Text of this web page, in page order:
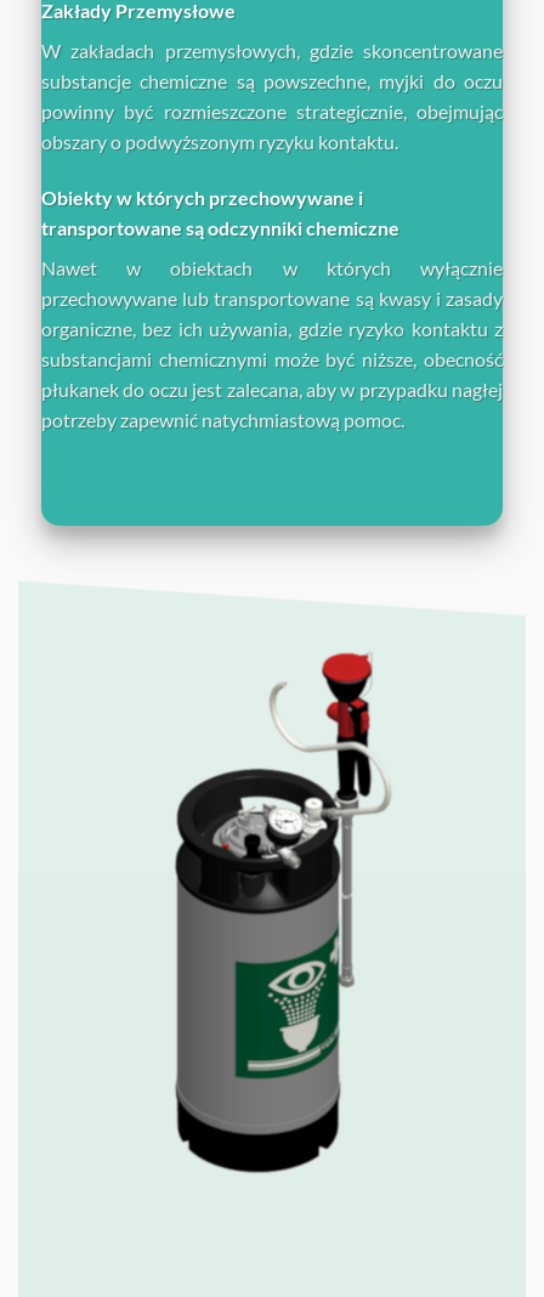
Zakłady Przemysłowe
W zakładach przemysłowych, gdzie skoncentrowane
substancje chemiczne są powszechne, myjki do oczu
powinny być rozmieszczone strategicznie, obejmując
obszary o podwyższonym ryzyku kontaktu.
Obiekty w których przechowywane i
transportowane są odczynniki chemiczne
Nawet w obiektach w których wyłącznie
przechowywane lub transportowane są kwasy i zasady
organiczne, bez ich używania, gdzie ryzyko kontaktu z
substancjami chemicznymi może być niższe, obecność
płukanek do oczu jest zalecana, aby w przypadku nagłej
potrzeby zapewnić natychmiastową pomoc.